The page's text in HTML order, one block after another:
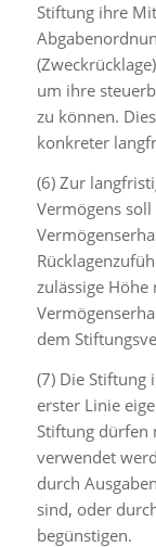
Stiftung ihre
um ihre
zu können.
konkreter
(6) Zur
Vermögens
zulässige
dem
(7) Die Stiftung
erster Linie
Stiftung dürfen
verwendet
durch
sind, oder
begünstigen.